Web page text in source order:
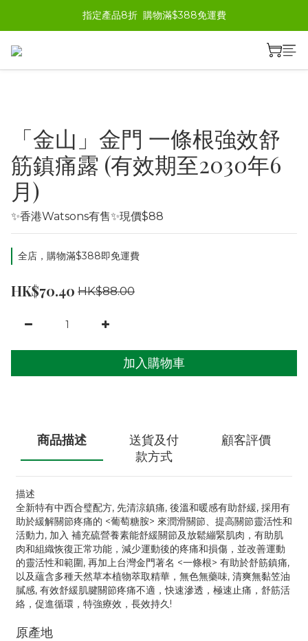
指定產品8折  購物滿$388免運費
「金山」金門 一條根強效舒
筋鎮痛露 (有效期至2030年6
月)
✨香港Watsons有售✨現價$88
全店，購物滿$388即免運費
HK$70.40 HK$88.00
加入購物車
商品描述
送貨及付
款方式
顧客評價
描述
全新特有中西合璧配方, 先清涼鎮痛, 後溫和暖感有助舒緩, 採用有
助於緩解關節疼痛的 <葡萄糖胺> 來潤滑關節、提高關節靈活性和
活動力, 加入 補充硫營養素能舒緩關節及放鬆繃緊肌肉，有助肌
肉和組織恢復正常功能，減少運動後的疼痛和損傷，並改善運動
的靈活性和範圍, 再加上台灣金門著名 <一條根> 有助於舒筋鎮痛,
以及蘊含多種天然草本植物萃取精華，無色無藥味, 清爽無黏笠油
膩感, 有效舒緩肌腱關節疼痛不適，快速滲透，極速止痛，舒筋活
絡，促進循環，特強療效，長效持久!
原產地